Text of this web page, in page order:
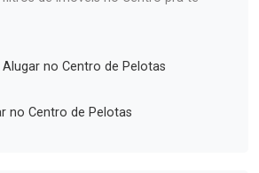
no Centro de Pelotas
no Centro de Pelotas